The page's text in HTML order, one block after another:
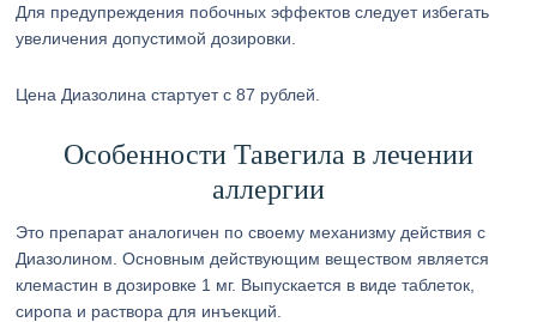
Для предупреждения побочных эффектов следует избегать
увеличения допустимой дозировки.
Цена Диазолина стартует с 87 рублей.
Особенности Тавегила в лечении
аллергии
Это препарат аналогичен по своему механизму действия с
Диазолином. Основным действующим веществом является
клемастин в дозировке 1 мг. Выпускается в виде таблеток,
сиропа и раствора для инъекций.